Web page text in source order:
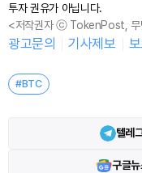
투자 권유가 아닙니다.
<저작권자 ⓒ TokenPost, 무
광고문의 기사제보
#BTC
텔레
구글